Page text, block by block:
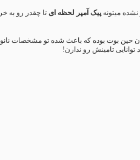
میتونهپیک آمپر لحظه ای تا چقدر رو به
آمپر باشه، ولی همون بحث پیک لحظه ای جریان حین بوت بوده که باعث شده تو مشخصات